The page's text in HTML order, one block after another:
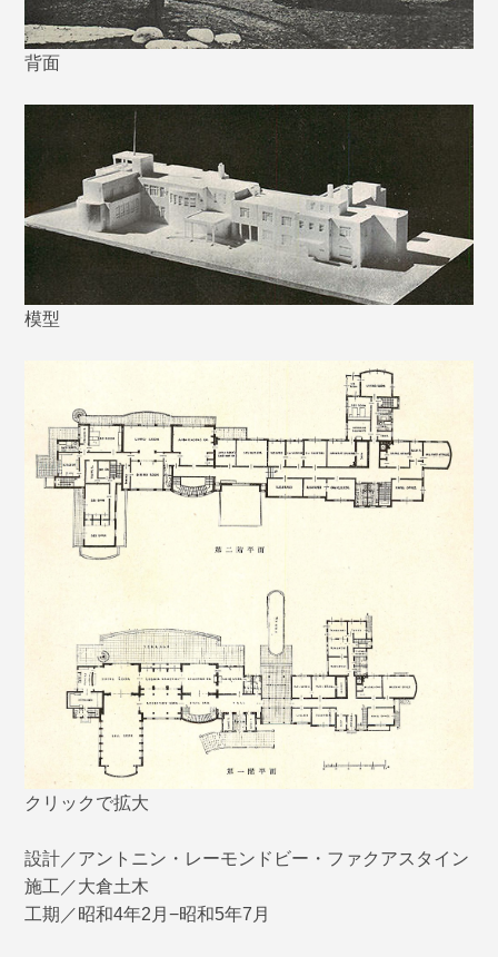
背面
模型
クリックで拡大
設計／アントニン・レーモンドビー・ファクアスタイン
施工／大倉土木
工期／昭和4年2月−昭和5年7月